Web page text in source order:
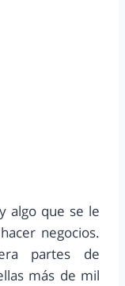
algo que se le
negocios.
partes de
más de mil